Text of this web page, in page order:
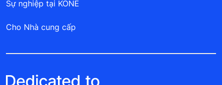
Sự nghiệp tại KONE
Cho Nhà cung cấp